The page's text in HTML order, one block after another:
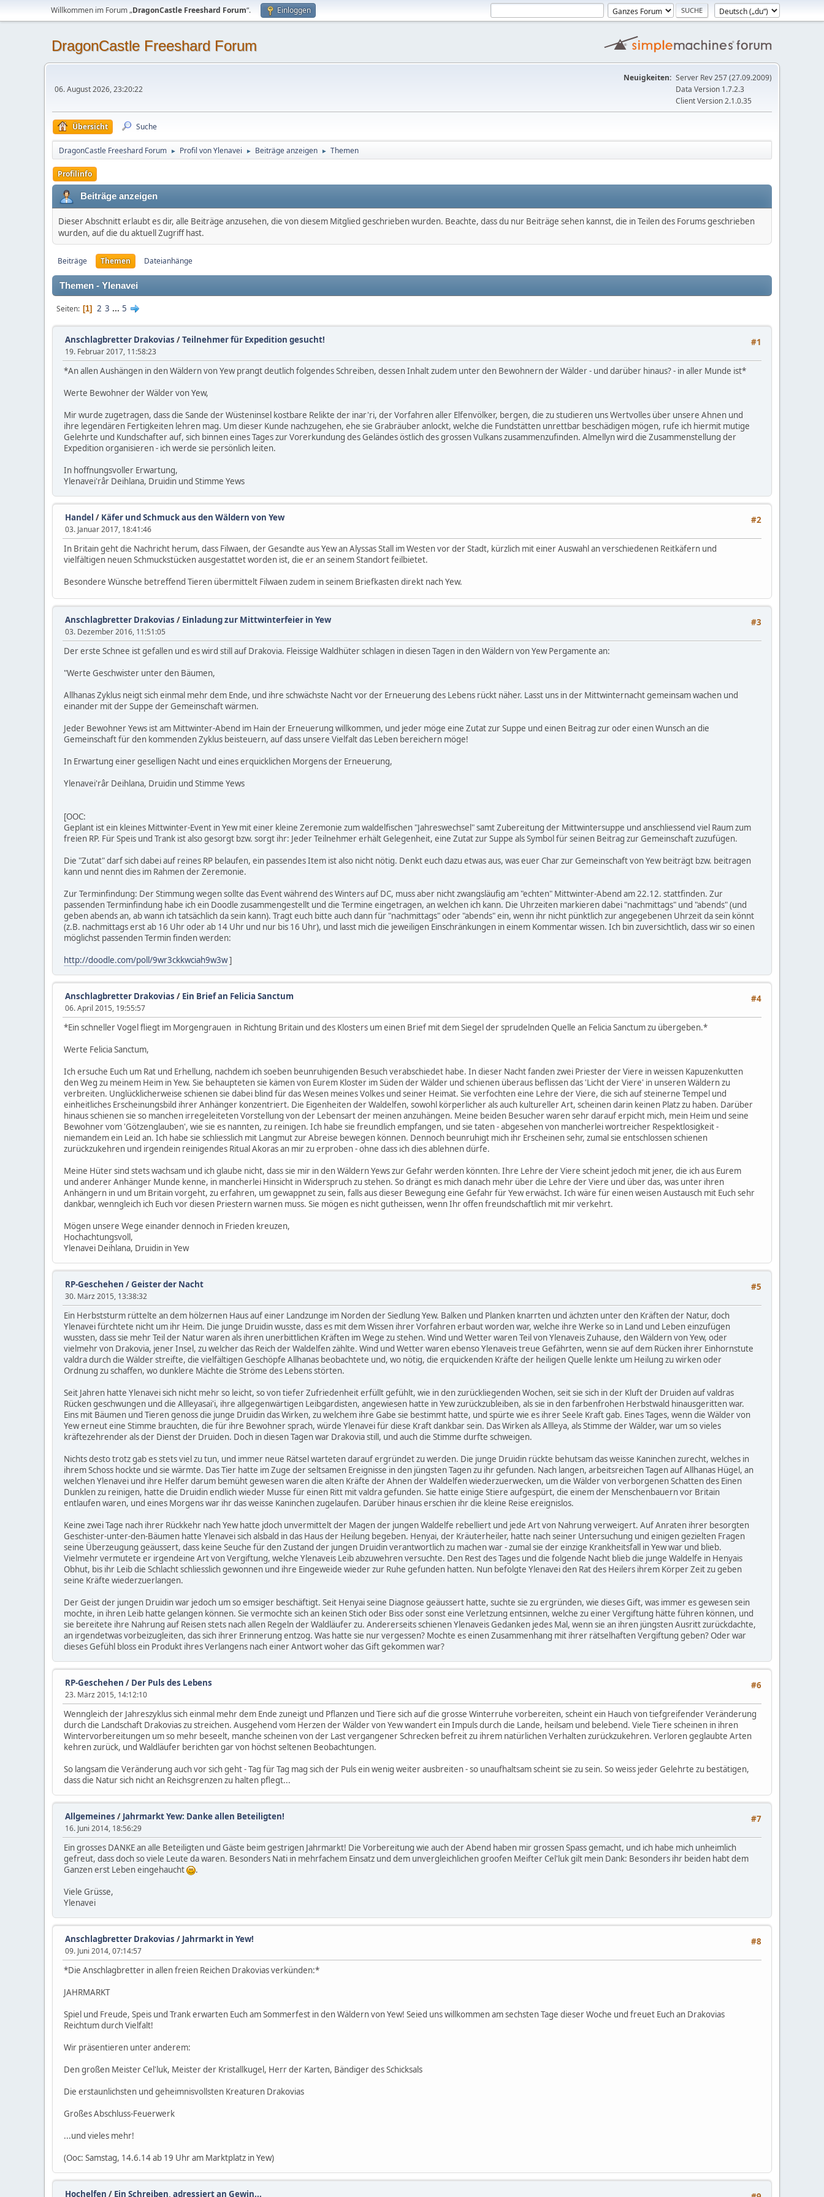
Willkommen im Forum „DragonCastle Freeshard Forum“. Einloggen
DragonCastle Freeshard Forum
06. August 2026, 23:20:22
Neuigkeiten: Server Rev 257 (27.09.2009)
Data Version 1.7.2.3
Client Version 2.1.0.35
Übersicht Suche
DragonCastle Freeshard Forum ► Profil von Ylenavei ► Beiträge anzeigen ► Themen
Profilinfo
Beiträge anzeigen
Dieser Abschnitt erlaubt es dir, alle Beiträge anzusehen, die von diesem Mitglied geschrieben wurden. Beachte, dass du nur Beiträge sehen kannst, die in Teilen des Forums geschrieben
wurden, auf die du aktuell Zugriff hast.
Beiträge Themen Dateianhänge
Themen - Ylenavei
Seiten 1 2 3 ... 5
#1
Anschlagbretter Drakovias /Teilnehmer für Expedition gesucht!
19. Februar 2017, 11:58:23
*An allen Aushängen in den Wäldern von Yew prangt deutlich folgendes Schreiben, dessen Inhalt zudem unter den Bewohnern der Wälder - und darüber hinaus? - in aller Munde ist*
Werte Bewohner der Wälder von Yew,
Mir wurde zugetragen, dass die Sande der Wüsteninsel kostbare Relikte der inar'ri, der Vorfahren aller Elfenvölker, bergen, die zu studieren uns Wertvolles über unsere Ahnen und
ihre legendären Fertigkeiten lehren mag. Um dieser Kunde nachzugehen, ehe sie Grabräuber anlockt, welche die Fundstätten unrettbar beschädigen mögen, rufe ich hiermit mutige
Gelehrte und Kundschafter auf, sich binnen eines Tages zur Vorerkundung des Geländes östlich des grossen Vulkans zusammenzufinden. Almellyn wird die Zusammenstellung der
Expedition organisieren - ich werde sie persönlich leiten.
In hoffnungsvoller Erwartung,
Ylenavei'râr Deihlana, Druidin und Stimme Yews
#2
Handel / Käfer und Schmuck aus den Wäldern von Yew
03. Januar 2017, 18:41:46
In Britain geht die Nachricht herum, dass Filwaen, der Gesandte aus Yew an Alyssas Stall im Westen vor der Stadt, kürzlich mit einer Auswahl an verschiedenen Reitkäfern und
vielfältigen neuen Schmuckstücken ausgestattet worden ist, die er an seinem Standort feilbietet.
Besondere Wünsche betreffend Tieren übermittelt Filwaen zudem in seinem Briefkasten direkt nach Yew.
#3
Anschlagbretter Drakovias / Einladung zur Mittwinterfeier in Yew
03. Dezember 2016, 11:51:05
Der erste Schnee ist gefallen und es wird still auf Drakovia. Fleissige Waldhüter schlagen in diesen Tagen in den Wäldern von Yew Pergamente an:
"Werte Geschwister unter den Bäumen,
Allhanas Zyklus neigt sich einmal mehr dem Ende, und ihre schwächste Nacht vor der Erneuerung des Lebens rückt näher. Lasst uns in der Mittwinternacht gemeinsam wachen und
einander mit der Suppe der Gemeinschaft wärmen.
Jeder Bewohner Yews ist am Mittwinter-Abend im Hain der Erneuerung willkommen, und jeder möge eine Zutat zur Suppe und einen Beitrag zur oder einen Wunsch an die
Gemeinschaft für den kommenden Zyklus beisteuern, auf dass unsere Vielfalt das Leben bereichern möge!
In Erwartung einer geselligen Nacht und eines erquicklichen Morgens der Erneuerung,
Ylenavei'râr Deihlana, Druidin und Stimme Yews
[OOC:
Geplant ist ein kleines Mittwinter-Event in Yew mit einer kleine Zeremonie zum waldelfischen "Jahreswechsel" samt Zubereitung der Mittwintersuppe und anschliessend viel Raum zum
freien RP. Für Speis und Trank ist also gesorgt bzw. sorgt ihr: Jeder Teilnehmer erhält Gelegenheit, eine Zutat zur Suppe als Symbol für seinen Beitrag zur Gemeinschaft zuzufügen.
Die "Zutat" darf sich dabei auf reines RP belaufen, ein passendes Item ist also nicht nötig. Denkt euch dazu etwas aus, was euer Char zur Gemeinschaft von Yew beiträgt bzw. beitragen
kann und nennt dies im Rahmen der Zeremonie.
Zur Terminfindung: Der Stimmung wegen sollte das Event während des Winters auf DC, muss aber nicht zwangsläufig am "echten" Mittwinter-Abend am 22.12. stattfinden. Zur
passenden Terminfindung habe ich ein Doodle zusammengestellt und die Termine eingetragen, an welchen ich kann. Die Uhrzeiten markieren dabei "nachmittags" und "abends" (und
geben abends an, ab wann ich tatsächlich da sein kann). Tragt euch bitte auch dann für "nachmittags" oder "abends" ein, wenn ihr nicht pünktlich zur angegebenen Uhrzeit da sein könnt
(z.B. nachmittags erst ab 16 Uhr oder ab 14 Uhr und nur bis 16 Uhr), und lasst mich die jeweiligen Einschränkungen in einem Kommentar wissen. Ich bin zuversichtlich, dass wir so einen
möglichst passenden Termin finden werden:
http://doodle.com/poll/9wr3ckkwciah9w3w]
#4
Anschlagbretter Drakovias / Ein Brief an Felicia Sanctum
06. April 2015, 19:55:57
*Ein schneller Vogel fliegt im Morgengrauen in Richtung Britain und des Klosters um einen Brief mit dem Siegel der sprudelnden Quelle an Felicia Sanctum zu übergeben.*
Werte Felicia Sanctum,
Ich ersuche Euch um Rat und Erhellung, nachdem ich soeben beunruhigenden Besuch verabschiedet habe. In dieser Nacht fanden zwei Priester der Viere in weissen Kapuzenkutten
den Weg zu meinem Heim in Yew. Sie behaupteten sie kämen von Eurem Kloster im Süden der Wälder und schienen überaus beflissen das 'Licht der Viere' in unseren Wäldern zu
verbreiten. Unglücklicherweise schienen sie dabei blind für das Wesen meines Volkes und seiner Heimat. Sie verfochten eine Lehre der Viere, die sich auf steinerne Tempel und
einheitliches Erscheinungsbild ihrer Anhänger konzentriert. Die Eigenheiten der Waldelfen, sowohl körperlicher als auch kultureller Art, scheinen darin keinen Platz zu haben. Darüber
hinaus schienen sie so manchen irregeleiteten Vorstellung von der Lebensart der meinen anzuhängen. Meine beiden Besucher waren sehr darauf erpicht mich, mein Heim und seine
Bewohner vom 'Götzenglauben', wie sie es nannten, zu reinigen. Ich habe sie freundlich empfangen, und sie taten - abgesehen von mancherlei wortreicher Respektlosigkeit -
niemandem ein Leid an. Ich habe sie schliesslich mit Langmut zur Abreise bewegen können. Dennoch beunruhigt mich ihr Erscheinen sehr, zumal sie entschlossen schienen
zurückzukehren und irgendein reinigendes Ritual Akoras an mir zu erproben - ohne dass ich dies ablehnen dürfe.
Meine Hüter sind stets wachsam und ich glaube nicht, dass sie mir in den Wäldern Yews zur Gefahr werden könnten. Ihre Lehre der Viere scheint jedoch mit jener, die ich aus Eurem
und anderer Anhänger Munde kenne, in mancherlei Hinsicht in Widerspruch zu stehen. So drängt es mich danach mehr über die Lehre der Viere und über das, was unter ihren
Anhängern in und um Britain vorgeht, zu erfahren, um gewappnet zu sein, falls aus dieser Bewegung eine Gefahr für Yew erwächst. Ich wäre für einen weisen Austausch mit Euch sehr
dankbar, wenngleich ich Euch vor diesen Priestern warnen muss. Sie mögen es nicht gutheissen, wenn Ihr offen freundschaftlich mit mir verkehrt.
Mögen unsere Wege einander dennoch in Frieden kreuzen,
Hochachtungsvoll,
Ylenavei Deihlana, Druidin in Yew
#5
RP-Geschehen /Geister der Nacht
30. März 2015, 13:38:32
Ein Herbststurm rüttelte an dem hölzernen Haus auf einer Landzunge im Norden der Siedlung Yew. Balken und Planken knarrten und ächzten unter den Kräften der Natur, doch
Ylenavei fürchtete nicht um ihr Heim. Die junge Druidin wusste, dass es mit dem Wissen ihrer Vorfahren erbaut worden war, welche ihre Werke so in Land und Leben einzufügen
wussten, dass sie mehr Teil der Natur waren als ihren unerbittlichen Kräften im Wege zu stehen. Wind und Wetter waren Teil von Ylenaveis Zuhause, den Wäldern von Yew, oder
vielmehr von Drakovia, jener Insel, zu welcher das Reich der Waldelfen zählte. Wind und Wetter waren ebenso Ylenaveis treue Gefährten, wenn sie auf dem Rücken ihrer Einhornstute
valdra durch die Wälder streifte, die vielfältigen Geschöpfe Allhanas beobachtete und, wo nötig, die erquickenden Kräfte der heiligen Quelle lenkte um Heilung zu wirken oder
Ordnung zu schaffen, wo dunklere Mächte die Ströme des Lebens störten.
Seit Jahren hatte Ylenavei sich nicht mehr so leicht, so von tiefer Zufriedenheit erfüllt gefühlt, wie in den zurückliegenden Wochen, seit sie sich in der Kluft der Druiden auf valdras
Rücken geschwungen und die Allleyasai'i, ihre allgegenwärtigen Leibgardisten, angewiesen hatte in Yew zurückzubleiben, als sie in den farbenfrohen Herbstwald hinausgeritten war.
Eins mit Bäumen und Tieren genoss die junge Druidin das Wirken, zu welchem ihre Gabe sie bestimmt hatte, und spürte wie es ihrer Seele Kraft gab. Eines Tages, wenn die Wälder von
Yew erneut eine Stimme brauchten, die für ihre Bewohner sprach, würde Ylenavei für diese Kraft dankbar sein. Das Wirken als Allleya, als Stimme der Wälder, war um so vieles
kräftezehrender als der Dienst der Druiden. Doch in diesen Tagen war Drakovia still, und auch die Stimme durfte schweigen.
Nichts desto trotz gab es stets viel zu tun, und immer neue Rätsel warteten darauf ergründet zu werden. Die junge Druidin rückte behutsam das weisse Kaninchen zurecht, welches in
ihrem Schoss hockte und sie wärmte. Das Tier hatte im Zuge der seltsamen Ereignisse in den jüngsten Tagen zu ihr gefunden. Nach langen, arbeitsreichen Tagen auf Allhanas Hügel, an
welchen Ylenavei und ihre Helfer darum bemüht gewesen waren die alten Kräfte der Ahnen der Waldelfen wiederzuerwecken, um die Wälder von verborgenen Schatten des Einen
Dunklen zu reinigen, hatte die Druidin endlich wieder Musse für einen Ritt mit valdra gefunden. Sie hatte einige Stiere aufgespürt, die einem der Menschenbauern vor Britain
entlaufen waren, und eines Morgens war ihr das weisse Kaninchen zugelaufen. Darüber hinaus erschien ihr die kleine Reise ereignislos.
Keine zwei Tage nach ihrer Rückkehr nach Yew hatte jdoch unvermittelt der Magen der jungen Waldelfe rebelliert und jede Art von Nahrung verweigert. Auf Anraten ihrer besorgten
Geschister-unter-den-Bäumen hatte Ylenavei sich alsbald in das Haus der Heilung begeben. Henyai, der Kräuterheiler, hatte nach seiner Untersuchung und einigen gezielten Fragen
seine Überzeugung geäussert, dass keine Seuche für den Zustand der jungen Druidin verantwortlich zu machen war - zumal sie der einzige Krankheitsfall in Yew war und blieb.
Vielmehr vermutete er irgendeine Art von Vergiftung, welche Ylenaveis Leib abzuwehren versuchte. Den Rest des Tages und die folgende Nacht blieb die junge Waldelfe in Henyais
Obhut, bis ihr Leib die Schlacht schliesslich gewonnen und ihre Eingeweide wieder zur Ruhe gefunden hatten. Nun befolgte Ylenavei den Rat des Heilers ihrem Körper Zeit zu geben
seine Kräfte wiederzuerlangen.
Der Geist der jungen Druidin war jedoch um so emsiger beschäftigt. Seit Henyai seine Diagnose geäussert hatte, suchte sie zu ergründen, wie dieses Gift, was immer es gewesen sein
mochte, in ihren Leib hatte gelangen können. Sie vermochte sich an keinen Stich oder Biss oder sonst eine Verletzung entsinnen, welche zu einer Vergiftung hätte führen können, und
sie bereitete ihre Nahrung auf Reisen stets nach allen Regeln der Waldläufer zu. Andererseits schienen Ylenaveis Gedanken jedes Mal, wenn sie an ihren jüngsten Ausritt zurückdachte,
an irgendetwas vorbeizugleiten, das sich ihrer Erinnerung entzog. Was hatte sie nur vergessen? Mochte es einen Zusammenhang mit ihrer rätselhaften Vergiftung geben? Oder war
dieses Gefühl bloss ein Produkt ihres Verlangens nach einer Antwort woher das Gift gekommen war?
#6
RP-Geschehen / Der Puls des Lebens
23. März 2015, 14:12:10
Wenngleich der Jahreszyklus sich einmal mehr dem Ende zuneigt und Pflanzen und Tiere sich auf die grosse Winterruhe vorbereiten, scheint ein Hauch von tiefgreifender Veränderung
durch die Landschaft Drakovias zu streichen. Ausgehend vom Herzen der Wälder von Yew wandert ein Impuls durch die Lande, heilsam und belebend. Viele Tiere scheinen in ihren
Wintervorbereitungen um so mehr beseelt, manche scheinen von der Last vergangener Schrecken befreit zu ihrem natürlichen Verhalten zurückzukehren. Verloren geglaubte Arten
kehren zurück, und Waldläufer berichten gar von höchst seltenen Beobachtungen.
So langsam die Veränderung auch vor sich geht - Tag für Tag mag sich der Puls ein wenig weiter ausbreiten - so unaufhaltsam scheint sie zu sein. So weiss jeder Gelehrte zu bestätigen,
dass die Natur sich nicht an Reichsgrenzen zu halten pflegt...
#7
Allgemeines / Jahrmarkt Yew: Danke allen Beteiligten!
16. Juni 2014, 18:56:29
Ein grosses DANKE an alle Beteiligten und Gäste beim gestrigen Jahrmarkt! Die Vorbereitung wie auch der Abend haben mir grossen Spass gemacht, und ich habe mich unheimlich
gefreut, dass doch so viele Leute da waren. Besonders Nati in mehrfachem Einsatz und dem unvergleichlichen groofen Meifter Cel'luk gilt mein Dank: Besonders ihr beiden habt dem
Ganzen erst Leben eingehaucht
.
Viele Grüsse,
Ylenavei
#8
Anschlagbretter Drakovias / Jahrmarkt in Yew!
09. Juni 2014, 07:14:57
*Die Anschlagbretter in allen freien Reichen Drakovias verkünden:*
JAHRMARKT
Spiel und Freude, Speis und Trank erwarten Euch am Sommerfest in den Wäldern von Yew! Seied uns willkommen am sechsten Tage dieser Woche und freuet Euch an Drakovias
Reichtum durch Vielfalt!
Wir präsentieren unter anderem:
Den großen Meister Cel'luk, Meister der Kristallkugel, Herr der Karten, Bändiger des Schicksals
Die erstaunlichsten und geheimnisvollsten Kreaturen Drakovias
Großes Abschluss-Feuerwerk
...und vieles mehr!
(Ooc: Samstag, 14.6.14 ab 19 Uhr am Marktplatz in Yew)
Hochelfen / Ein Schreiben, adressiert an Gewin...